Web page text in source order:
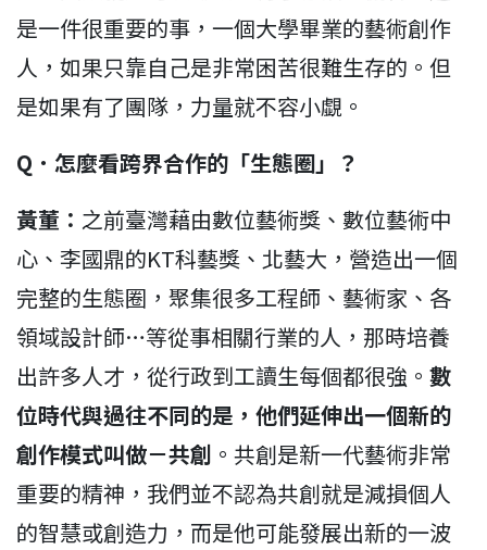
是一件很重要的事，一個大學畢業的藝術創作
人，如果只靠自己是非常困苦很難生存的。但
是如果有了團隊，力量就不容小覷。
Q ．怎麼看跨界合作的「生態圈」？
黃董： 之前臺灣藉由數位藝術獎、數位藝術中
心、李國鼎的KT科藝獎、北藝大，營造出一個
完整的生態圈，聚集很多工程師、藝術家、各
領域設計師…等從事相關行業的人，那時培養
出許多人才，從行政到工讀生每個都很強。 數
位時代與過往不同的是，他們延伸出一個新的
創作模式叫做－共創 。共創是新一代藝術非常
重要的精神，我們並不認為共創就是減損個人
的智慧或創造力，而是他可能發展出新的一波